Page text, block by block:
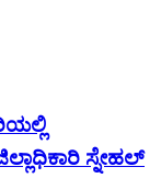
ಸ್ನೇಹಲ್